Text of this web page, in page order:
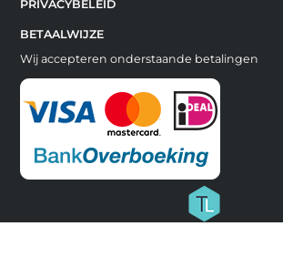
PRIVACYBELEID
BETAALWIJZE
Wij accepteren onderstaande betalingen